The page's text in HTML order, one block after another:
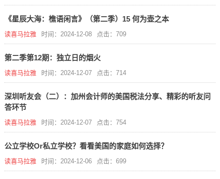
《星辰大海：樵语闲言》（第二季）15 何为壶之本
读喜马拉雅 时间：2024-12-08 点击：709
第二季第12期：独立日的烟火
读喜马拉雅 时间：2024-12-07 点击：714
深圳听友会（二）：加州会计师的美国税法分享、精彩的听友问
答环节
读喜马拉雅 时间：2024-12-07 点击：754
公立学校Or私立学校？看看美国的家庭如何选择？
读喜马拉雅 时间：2024-12-06 点击：699